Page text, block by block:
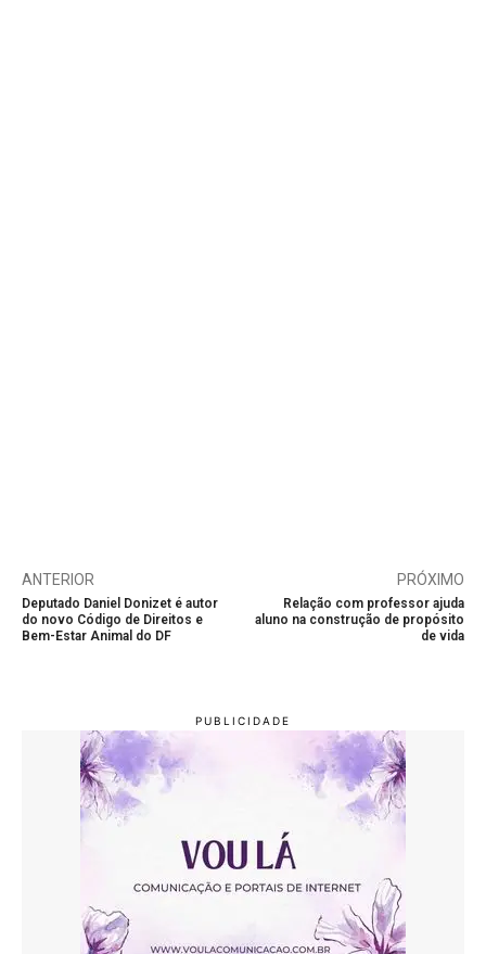
ANTERIOR
Deputado Daniel Donizet é autor
do novo Código de Direitos e
Bem-Estar Animal do DF
PRÓXIMO
Relação com professor ajuda
aluno na construção de propósito
de vida